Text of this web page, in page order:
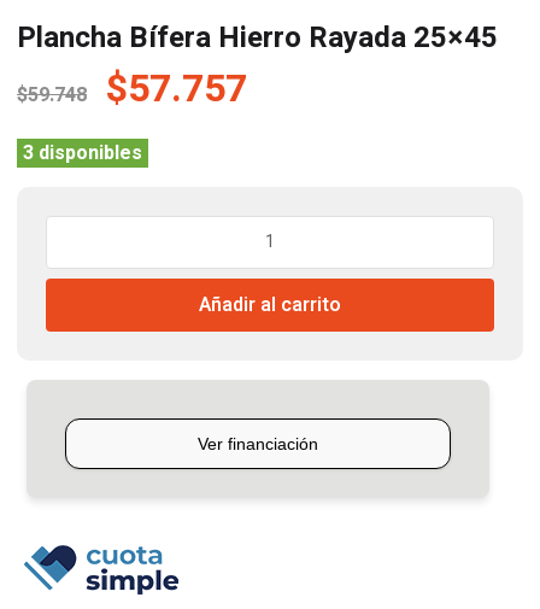
Plancha Bífera Hierro Rayada 25×45
$59.748 El
precio
original
era:
$57.757
es:
$57.757.
3 disponibles
Plancha
Hierro
25x45
Añadir al carrito